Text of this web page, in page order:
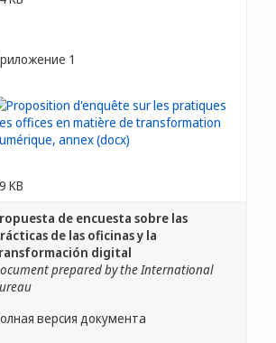
1
KB
de encuesta sobre las
de las oficinas y la
digital
prepared by the International
версия документа